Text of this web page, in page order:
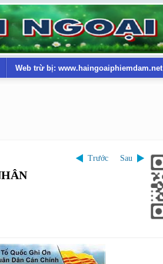
Web trừ bị: www.haingoaiphiemdam.net
Trước Sau